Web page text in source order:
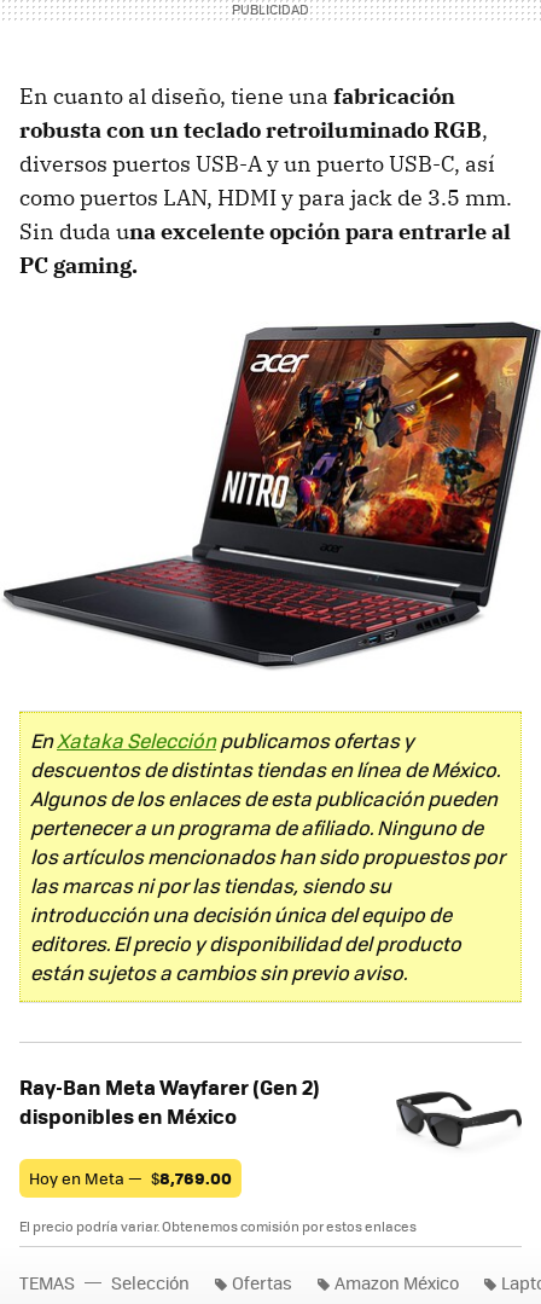
En cuanto al diseño, tiene una fabricación
robusta con un teclado retroiluminado RGB,
diversos puertos USB-A y un puerto USB-C, así
como puertos LAN, HDMI y para jack de 3.5 mm.
Sin duda una excelente opción para entrarle al
PC gaming.
EnXataka Selecciónpublicamos ofertas y
descuentos de distintas tiendas en línea de México.
Algunos de los enlaces de esta publicación pueden
pertenecer a un programa de afiliado. Ninguno de
los artículos mencionados han sido propuestos por
las marcas ni por las tiendas, siendo su
introducción una decisión única del equipo de
editores. El precio y disponibilidad del producto
están sujetos a cambios sin previo aviso.
Ray-Ban Meta Wayfarer (Gen 2)
disponibles en México
Hoy en Meta — $8,769.00
El precio podría variar. Obtenemos comisión por estos enlaces
TEMAS Selección Ofertas Amazon México